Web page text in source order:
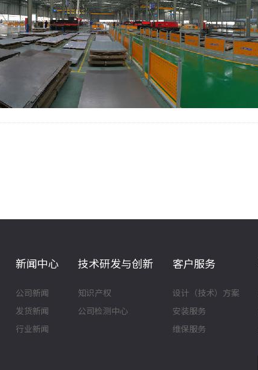
新闻中心
公司新闻
发货新闻
行业新闻
技术研发与创新
知识产权
公司检测中心
客户服务
设计（技术）方案
安装服务
维保服务